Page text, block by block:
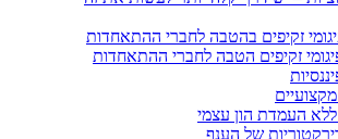
זקיפים בהטבה לחברי ההתאחדות
זקיפים הטבה לחברי ההתאחדות
ללא העמדת הון עצמי
של הענף